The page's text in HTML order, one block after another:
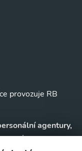
provozuje RB
agentury,
au-pairagentury v